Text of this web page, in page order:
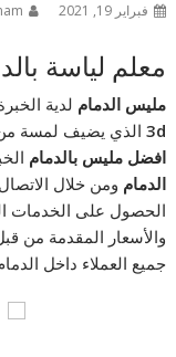
فبراير 19, 2021
معلم لياسة
مليس الدمام لدية
3d الذي يضيف لمسة من
افضل مليس بالدمام
الدمام ومن خلال
الحصول على الخدمات
والأسعار المقدمة من
جميع العملاء داخل